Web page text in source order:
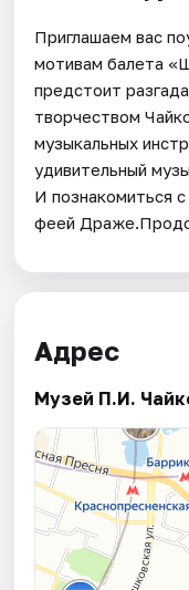
Приглашаем вас
мотивам балета
предстоит
творчеством
музыкальных
удивительный
И познакомиться
феей
Адрес
Музей П.И.